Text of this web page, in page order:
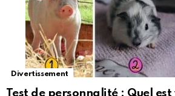
Divertissement
Test de personnalité : Quel